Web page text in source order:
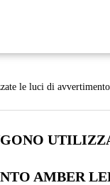
le luci di
AMBER